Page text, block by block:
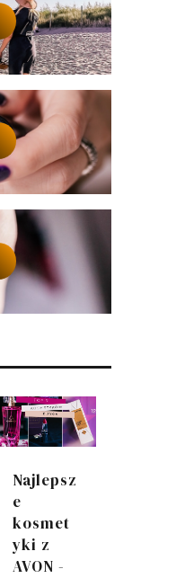
Najlepsz
e
kosmet
yki z
AVON -